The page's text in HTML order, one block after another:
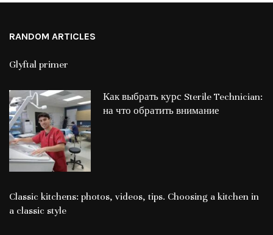
RANDOM ARTICLES
Glyftal primer
Как выбрать курс Sterile Technician:
на что обратить внимание
Classic kitchens: photos, videos, tips. Choosing a kitchen in
a classic style